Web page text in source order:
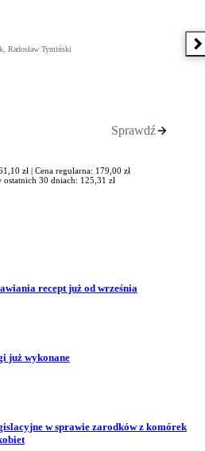
Radosław Tymiński
Sprawdź
zł | Cena regularna: 179,00 zł
ostatnich 30 dniach: 125,31 zł
recept już od września
już wykonane
w sprawie zarodków z komórek